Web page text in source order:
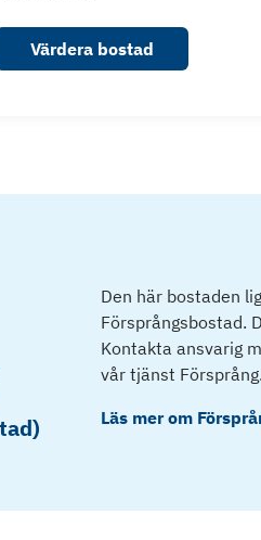
Värdera bostad
Den här bostaden
Försprångsbostad.
Kontakta ansvarig
vår tjänst
Läs mer om